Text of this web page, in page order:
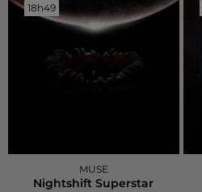
18h49
18h49
MUSE
Nightshift Superstar